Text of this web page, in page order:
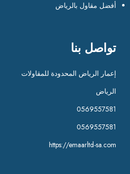
أفضل مقاول بالرياض
تواصل بنا
إعمار الرياض المحدودة للمقاولات
الرياض
0569557581
0569557581
https://emaarltd-sa.com